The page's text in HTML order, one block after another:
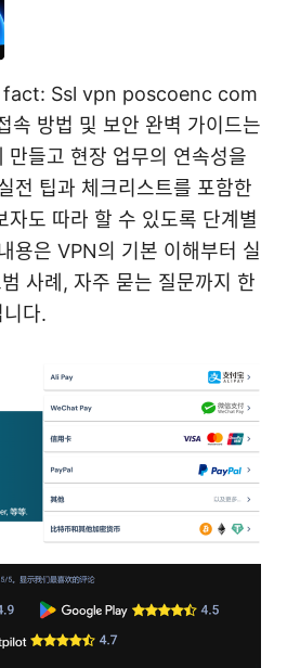
Ssl vpn poscoenc com
속 방법 및 보안 완벽 가이드는
만들고 현장 업무의 연속성을
전 팁과 체크리스트를 포함한
자도 따라 할 수 있도록 단계별
용은 VPN의 기본 이해부터 실
사례, 자주 묻는 질문까지 한
다.